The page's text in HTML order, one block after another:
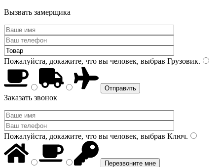
Вызвать замерщика
Пожалуйста, докажите, что вы человек, выбрав Грузовик.
Заказать звонок
Пожалуйста, докажите, что вы человек, выбрав Ключ.